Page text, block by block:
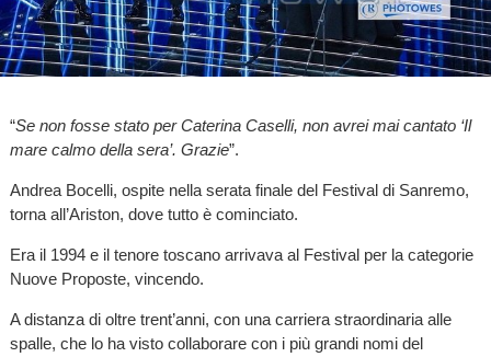
“Se non fosse stato per Caterina Caselli, non avrei mai cantato ‘Il
mare calmo della sera’. Grazie”.
Andrea Bocelli, ospite nella serata finale del Festival di Sanremo,
torna all’Ariston, dove tutto è cominciato.
Era il 1994 e il tenore toscano arrivava al Festival per la categorie
Nuove Proposte, vincendo.
A distanza di oltre trent’anni, con una carriera straordinaria alle
spalle, che lo ha visto collaborare con i più grandi nomi del